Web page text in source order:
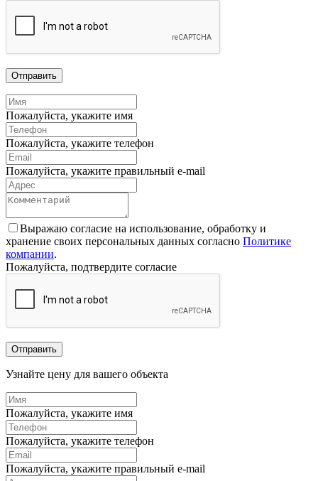
Отправить
Пожалуйста, укажите имя
Пожалуйста, укажите телефон
Пожалуйста, укажите правильный e-mail
Выражаю согласие на использование, обработку и
хранение своих персональных данных согласно Политике
компании.
Пожалуйста, подтвердите согласие
Отправить
Узнайте цену для вашего объекта
Пожалуйста, укажите имя
Пожалуйста, укажите телефон
Пожалуйста, укажите правильный e-mail